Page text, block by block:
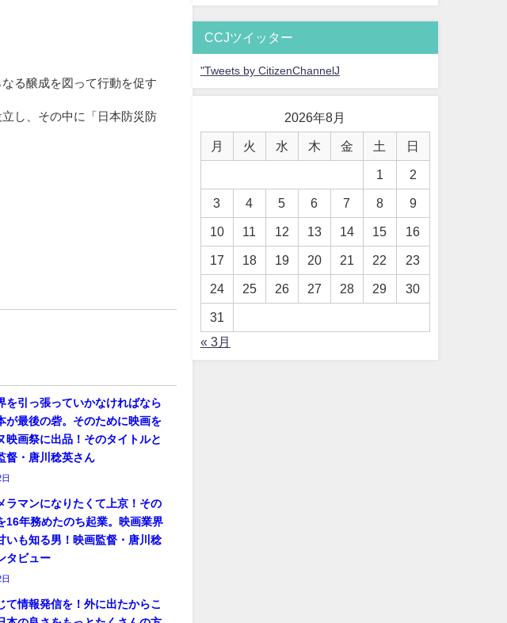
る醸成を図って行動を促す
し、その中に「日本防災防
を引っ張っていかなければなら
が最後の砦。そのために映画を
映画祭に出品！そのタイトルと
督・唐川稔英さん
ラマンになりたくて上京！その
16年務めたのち起業。映画業界
いも知る男！映画監督・唐川稔
タビュー
て情報発信を！外に出たからこ
CCJツイッター
"Tweets by CitizenChannelJ
2026年8月
月 火 水 木 金 土 日
1 2
3 4 5 6 7 8 9
10 11 12 13 14 15 16
17 18 19 20 21 22 23
24 25 26 27 28 29 30
31
« 3月